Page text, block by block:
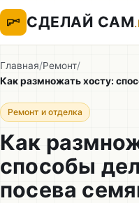
СДЕЛАЙ САМ
Главная/Ремонт/
Как размножать хосту:
Ремонт и отделка
Как
способы
посева